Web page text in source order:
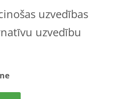
uzvedības
uzvedību